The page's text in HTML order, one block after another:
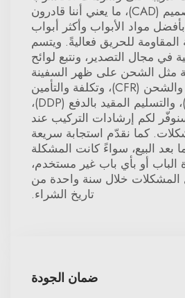
المُساعدة في التصميم (CAD)، ما يعني أننا قادرون
مواد الأبواب وأكثر أبواب
المقاومة للحريق فعاليةً. ويتسم
في مجال التصدير، ونتبع لوائح
مثل الشحن على ظهر السفينة
(FOB)، وتكلفة والشحن (CFR)، وتكلفة والتأمين
والشحن (CIF)، والتسليم المقيد بالدفع (DDP)،
لكم إرشادات التركيب عند
كما نقدّم استجابة سريعة
بعد البيع، سواءً كانت المشكلة
الباب أو بأي باب غير مستخدم،
خلال سنة واحدة من
تاريخ الشراء.
ضمان الجودة